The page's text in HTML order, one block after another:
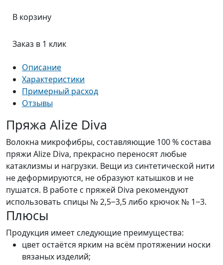
В корзину
Заказ в 1 клик
Описание
Характеристики
Примерный расход
Отзывы
Пряжа Alize Diva
Волокна микрофибры, составляющие 100 % состава
пряжи Alize Diva, прекрасно переносят любые
катаклизмы и нагрузки. Вещи из синтетической нити
не деформируются, не образуют катышков и не
пушатся. В работе с пряжей Diva рекомендуют
использовать спицы № 2,5‒3,5 либо крючок № 1‒3.
Плюсы
Продукция имеет следующие преимущества:
цвет остаётся ярким на всём протяжении носки
вязаных изделий;